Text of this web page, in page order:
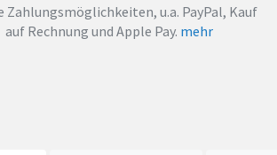
Zahlungsmöglichkeiten, u.a. PayPal, Kauf
auf Rechnung und Apple Pay. mehr